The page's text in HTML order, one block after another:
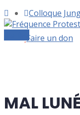
Colloque
Faire un don
MAL